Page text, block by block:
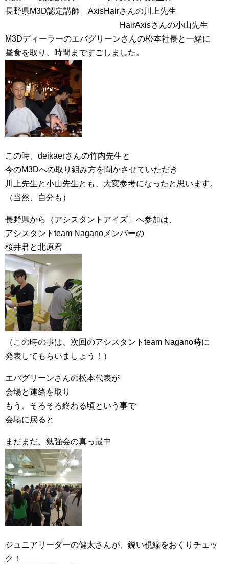
長野県M3D認定講師 AxisHairさんの川上先生
HairAxisさんの小山先生
M3Dディーラーのエバグリーンさんの松本社長と一緒に
昼食を取り、時間まですごしました。
この時、deikaerさんの竹内先生と
今のM3Dへの取り組み方を聞かさせていただき
川上先生と小山先生とも、大変参考になったと思います。
（当然、自分も）
長野県から｛アシスタントアイズ」へ参加は、
アシスタントteam Naganoメンバーの
桜井君と北原君
（この時の事は、次回のアシスタントteam Nagano時に
発表してもらいましょう！）
エバグリーンさんの松本代表が
会場と連絡を取り
もう、そろそろ終わる頃という事で
会場に戻ると
まだまだ、勉強会の真っ最中
ジュニアリーダーの健太さんが、鋭い視線をおくりチェッ
ク！